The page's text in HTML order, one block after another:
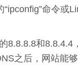
命令或
和
之后，网站能